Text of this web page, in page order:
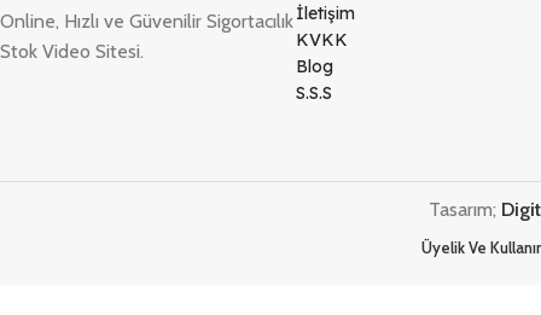
Online, Hızlı ve Güvenilir Sigortacılık
Stok Video Sitesi.
İletişim
KVKK
Blog
S.S.S
Tasarım;
Üyelik Ve